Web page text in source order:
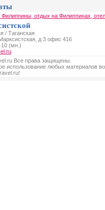
Филиппины, отдых на Филиппинах,
/ Таганская
д 3 офис 416
10 (мн.)
Все права защищены.
использование любых материалов